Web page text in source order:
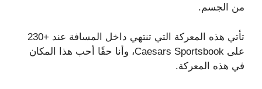
من الجسم.
تأتي هذه المعركة التي تنتهي داخل المسافة عند +230
على Caesars Sportsbook، وأنا حقًا أحب هذا المكان
في هذه المعركة.